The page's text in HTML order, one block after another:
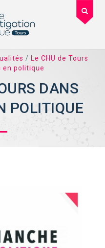
/ Le CHU de Tours
en politique
DANS
POLITIQUE